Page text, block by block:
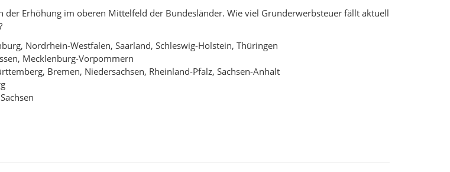
der Erhöhung im oberen Mittelfeld der Bundesländer. Wie viel Grunderwerbsteuer fällt aktuell
Nordrhein-Westfalen, Saarland, Schleswig-Holstein, Thüringen
Mecklenburg-Vorpommern
Bremen, Niedersachsen, Rheinland-Pfalz, Sachsen-Anhalt